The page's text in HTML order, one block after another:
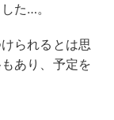
た…。
られるとは思
あり、予定を